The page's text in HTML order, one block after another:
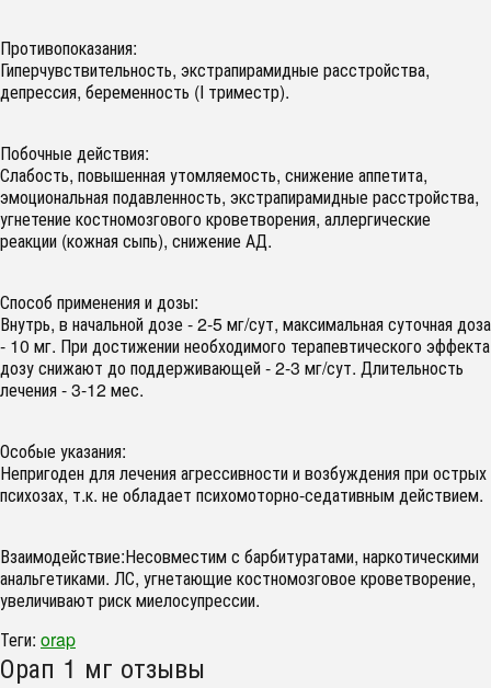
Противопоказания:
Гиперчувствительность, экстрапирамидные расстройства,
депрессия, беременность (I триместр).
Побочные действия:
Слабость, повышенная утомляемость, снижение аппетита,
эмоциональная подавленность, экстрапирамидные расстройства,
угнетение костномозгового кроветворения, аллергические
реакции (кожная сыпь), снижение АД.
Способ применения и дозы:
Внутрь, в начальной дозе - 2-5 мг/сут, максимальная суточная доза
- 10 мг. При достижении необходимого терапевтического эффекта
дозу снижают до поддерживающей - 2-3 мг/сут. Длительность
лечения - 3-12 мес.
Особые указания:
Непригоден для лечения агрессивности и возбуждения при острых
психозах, т.к. не обладает психомоторно-седативным действием.
Взаимодействие:Несовместим с барбитуратами, наркотическими
анальгетиками. ЛС, угнетающие костномозговое кроветворение,
увеличивают риск миелосупрессии.
Теги: orap
Орап 1 мг отзывы